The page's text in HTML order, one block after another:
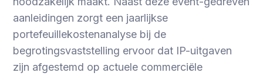
aanleidingen zorgt een jaarlijkse
portefeuillekostenanalyse bij de
begrotingsvaststelling ervoor dat IP-uitgaven
zijn afgestemd op actuele commerciële